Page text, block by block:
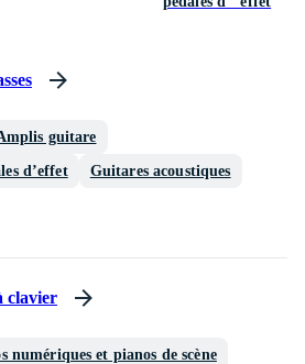
guitare
d’effet Guitares acoustiques
clavier
numériques et pianos de scène